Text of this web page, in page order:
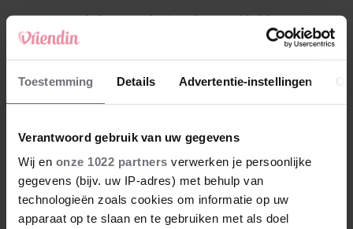
Toestemming Details Advertentie-instellingen
Verantwoord gebruik van uw gegevens
Wij en onze 1022 partners verwerken je persoonlijke
gegevens (bijv. uw IP-adres) met behulp van
technologieën zoals cookies om informatie op uw
apparaat op te slaan en te gebruiken met als doel
4 Makelaar Mandy: ‘Vrijdagavond belde Bart.
Hij sprak eng kalm’
5 Makelaar Mandy: ‘Judith typt… En deze keer
durf ik bijna niet te lezen wat er komt’
Nieuw